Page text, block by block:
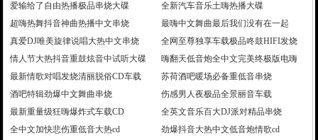
爱输给了自由热播极品串烧大碟
全新汽车音乐土嗨热播大碟
超嗨热舞抖音神曲热播中文串烧
最嗨中文舞曲最后我们没有在一起
真爱DJ唯美旋律说唱大热中文串烧
全网至尊独享车载极品咚鼓HIFI发烧
情人节大热抖音重鼓炫音中试听大碟
嗨翻天低音炮全中文完美终极版电嗨
最新情歌对唱发烧清丽脱俗CD车载
苏荷酒吧暖场必备重低音串烧
酒吧特辑劲爆中文舞曲串烧
伤感男人夜极品全景丽音车载
最新重量级狂嗨爆炸式车载CD
全英文音乐百大DJ派对精品串烧
全中文加快悲伤重低音大热cd
劲爆抖音大热中文低音炮情歌cd